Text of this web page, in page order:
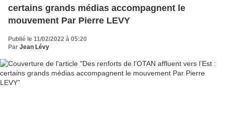
certains grands médias accompagnent le
mouvement Par Pierre LEVY
Publié le 11/02/2022 à 05:20
Par Jean Lévy